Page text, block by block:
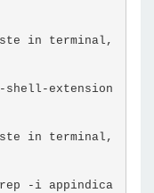
in terminal,
extension
in terminal,
-i appindica